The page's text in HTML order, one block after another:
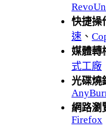
快捷操
速 、
媒體轉
式工廠
光碟燒
網路瀏
Firefox